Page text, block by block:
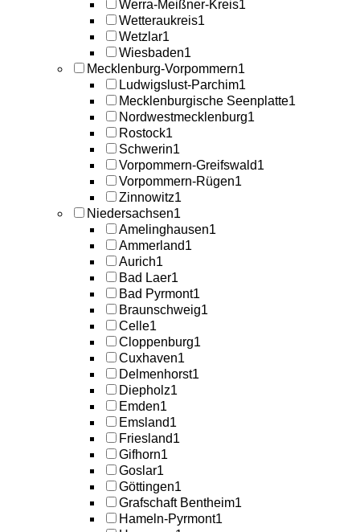
Werra-Meißner-Kreis1
Wetteraukreis1
Wetzlar1
Wiesbaden1
Mecklenburg-Vorpommern1
Ludwigslust-Parchim1
Mecklenburgische Seenplatte1
Nordwestmecklenburg1
Rostock1
Schwerin1
Vorpommern-Greifswald1
Vorpommern-Rügen1
Zinnowitz1
Niedersachsen1
Amelinghausen1
Ammerland1
Aurich1
Bad Laer1
Bad Pyrmont1
Braunschweig1
Celle1
Cloppenburg1
Cuxhaven1
Delmenhorst1
Diepholz1
Emden1
Emsland1
Friesland1
Gifhorn1
Goslar1
Göttingen1
Grafschaft Bentheim1
Hameln-Pyrmont1